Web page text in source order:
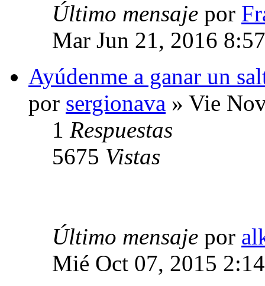
Último mensaje por
Mar Jun 21, 2016
Ayúdenme a ganar un
por sergionava » Vie
1 Respuestas
5675 Vistas
Último mensaje por
Mié Oct 07, 2015